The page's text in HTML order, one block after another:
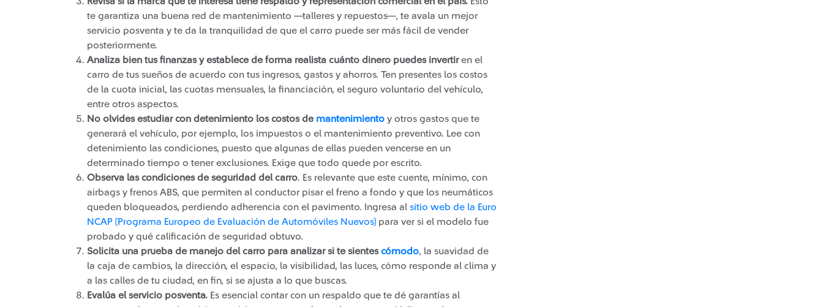
te garantiza una buena red de mantenimiento —talleres y repuestos—, te avala un mejor
servicio posventa y te da la tranquilidad de que el carro puede ser más fácil de vender
posteriormente.
Analiza bien tus finanzas y establece de forma realista cuánto dinero puede​s invertiren el
carro de tus sueños de acuerdo con tus ingresos, gastos y ahorros. Ten presentes los costos
de la cuota inicial, las cuotas mensuales, la financiación, el seguro voluntario del vehículo,
entre otros aspectos.
No olvides estudiar con detenimiento los costos de mantenimiento y otros gastos que te
generará el vehículo, por ejemplo, los impuestos o el mantenimiento preventivo. Lee con
detenimiento las condiciones, puesto que algunas de ellas pueden vencerse en un
determinado tiempo o tener exclusiones. Exige que todo quede por escrito.
Observa las condiciones de seguridad del carro. Es relevante que este cuente, mínimo, con
airbags y frenos ABS, que permiten al conductor pisar el freno a fondo y que los neumáticos
queden bloqueados, perdiendo adherencia con el pavimento. Ingresa al sitio web de la Euro
NCAP (Programa Europeo de Evaluación de Automóviles Nuevos) para ver si el modelo fue
probado y qué calificación de seguridad obtuvo.
Solicita una prueba de manejo del carro para analizar si te sientescómodo​, la suavidad de
la caja de cambios, la dirección, el espacio, la visibilidad, las luces, cómo responde al clima y
a las calles de tu ciudad, en fin, si se ajusta a lo que buscas.
Evalúa el servicio posventa. Es esencial contar con un respaldo que te dé garantías al